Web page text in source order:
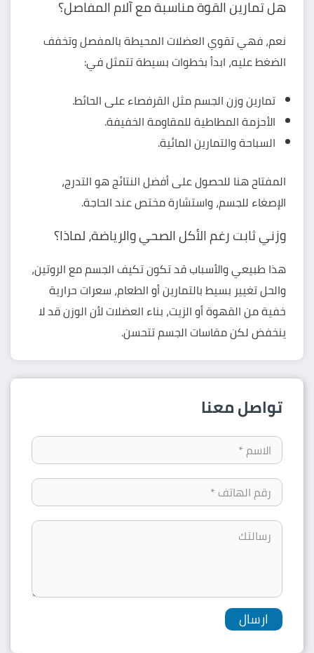
هل تمارين القوة مناسبة مع آلام المفاصل؟
نعم، فهي تقوي العضلات المحيطة بالمفصل وتخفف
الضغط عليه، ابدأ بخطوات بسيطة تتمثل في:
تمارين وزن الجسم مثل القرفصاء على الحائط.
الأحزمة المطاطية للمقاومة الخفيفة.
السباحة والتمارين المائية.
المفتاح هنا للحصول على أفضل النتائج هو التدرج،
الإصغاء للجسم، واستشارة مختص عند الحاجة.
وزني ثابت رغم الأكل الصحي والرياضة، لماذا؟
هذا طبيعي والأسباب قد تكون تكيف الجسم مع الروتين،
والحل تغيير بسيط بالتمارين أو الطعام، سعرات حرارية
خفية من القهوة أو الزيت، بناء العضلات لأن الوزن قد لا
ينخفض لكن مقاسات الجسم تتحسن.
تواصل معنا